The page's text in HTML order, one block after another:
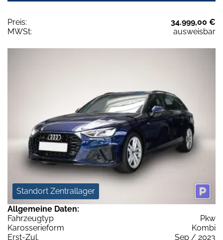
Preis:
34.999,00 €
MWSt:
ausweisbar
Standort Zentrallager
Allgemeine Daten:
Fahrzeugtyp
Pkw
Karosserieform
Kombi
Erst-Zul.
Sep / 2023